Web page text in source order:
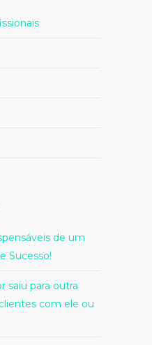
de um
Sucesso!
saiu para outra
com ele ou